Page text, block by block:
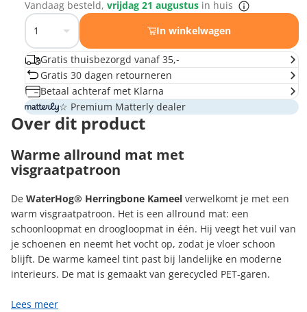
Vandaag besteld, vrijdag 21 augustus in huis
In winkelwagen
Gratis thuisbezorgd vanaf 35,-
Gratis 30 dagen retourneren
Betaal achteraf met Klarna
☆ Premium Matterly dealer
Over dit product
Lees meer
Warme allround mat met
visgraatpatroon
De WaterHog® Herringbone Kameel verwelkomt je met een
warm visgraatpatroon. Het is een allround mat: een
schoonloopmat en droogloopmat in één. Hij veegt het vuil van
je schoenen en neemt het vocht op, zodat je vloer schoon
blijft. De warme kameel tint past bij landelijke en moderne
interieurs. De mat is gemaakt van gerecycled PET-garen.